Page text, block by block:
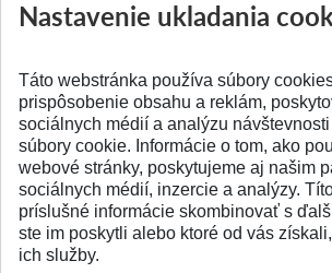
Pridané 28.07.2026
SPÄŤ NA VRCH
Nastavenie ukladania
Táto webstránka používa súbory
prispôsobenie obsahu a reklám,
sociálnych médií a analýzu
súbory cookie. Informácie o tom, ako
webové stránky, poskytujeme aj našim
sociálnych médií, inzercie a analýzy.
príslušné informácie skombinovať s
ste im poskytli alebo ktoré od vás
ich služby.